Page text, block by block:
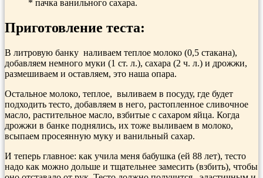
* пачка ванильного сахара.
Приготовление теста:
В литровую банку наливаем теплое молоко (0,5 стакана),
добавляем немного муки (1 ст. л.), сахара (2 ч. л.) и дрожжи,
размешиваем и оставляем, это наша опара.
Остальное молоко, теплое, выливаем в посуду, где будет
подходить тесто, добавляем в него, растопленное сливочное
масло, растительное масло, взбитые с сахаром яйца. Когда
дрожжи в банке поднялись, их тоже выливаем в молоко,
всыпаем просеянную муку и ванильный сахар.
И теперь главное: как учила меня бабушка (ей 88 лет), тесто
надо как можно дольше и тщательнее замесить (взбить), чтобы